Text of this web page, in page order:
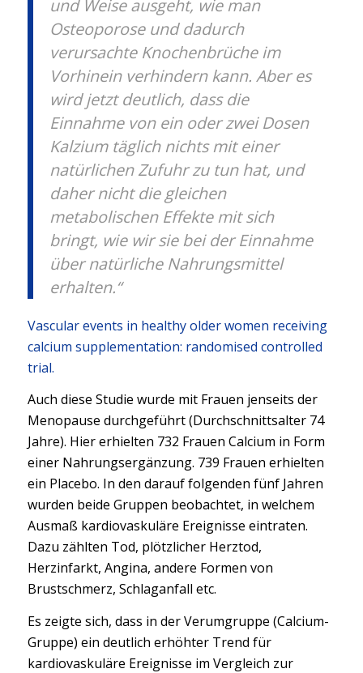
und Weise ausgeht, wie man
Osteoporose und dadurch
verursachte Knochenbrüche im
Vorhinein verhindern kann. Aber es
wird jetzt deutlich, dass die
Einnahme von ein oder zwei Dosen
Kalzium täglich nichts mit einer
natürlichen Zufuhr zu tun hat, und
daher nicht die gleichen
metabolischen Effekte mit sich
bringt, wie wir sie bei der Einnahme
über natürliche Nahrungsmittel
erhalten.“
Vascular events in healthy older women receiving
calcium supplementation: randomised controlled
trial.
Auch diese Studie wurde mit Frauen jenseits der
Menopause durchgeführt (Durchschnittsalter 74
Jahre). Hier erhielten 732 Frauen Calcium in Form
einer Nahrungsergänzung. 739 Frauen erhielten
ein Placebo. In den darauf folgenden fünf Jahren
wurden beide Gruppen beobachtet, in welchem
Ausmaß kardiovaskuläre Ereignisse eintraten.
Dazu zählten Tod, plötzlicher Herztod,
Herzinfarkt, Angina, andere Formen von
Brustschmerz, Schlaganfall etc.
Es zeigte sich, dass in der Verumgruppe (Calcium-
Gruppe) ein deutlich erhöhter Trend für
kardiovaskuläre Ereignisse im Vergleich zur